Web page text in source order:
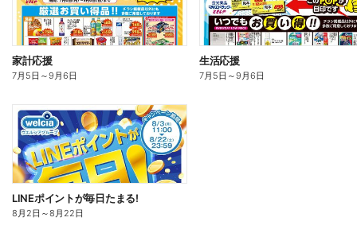
家計応援
7月5日 ～9月6日
生活応援
7月5日 ～9月6日
LINEポイントが毎日たまる!
8月2日 ～8月22日